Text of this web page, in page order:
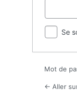
Se
Mot de
← Aller